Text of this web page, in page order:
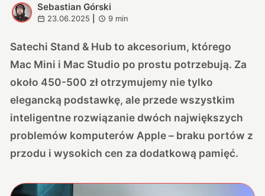
S
Sebastian Górski
23.06.2025 9 min
Satechi Stand & Hub to akcesorium, którego
Mac Mini i Mac Studio po prostu potrzebują. Za
około 450-500 zł otrzymujemy nie tylko
elegancką podstawkę, ale przede wszystkim
inteligentne rozwiązanie dwóch największych
problemów komputerów Apple – braku portów z
przodu i wysokich cen za dodatkową pamięć.